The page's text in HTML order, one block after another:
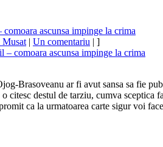
ascunsa impinge la crima
Musat | Un comentariu | ]
Brasoveanu ar fi avut sansa sa fie
citesc destul de tarziu, cumva
ca la urmatoarea carte sigur voi